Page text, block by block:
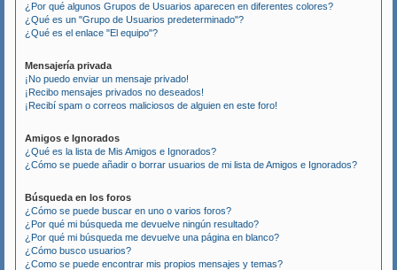
¿Por qué algunos Grupos de Usuarios aparecen en diferentes colores?
¿Qué es un "Grupo de Usuarios predeterminado"?
¿Qué es el enlace "El equipo"?
Mensajería privada
¡No puedo enviar un mensaje privado!
¡Recibo mensajes privados no deseados!
¡Recibí spam o correos maliciosos de alguien en este foro!
Amigos e Ignorados
¿Qué es la lista de Mis Amigos e Ignorados?
¿Cómo se puede añadir o borrar usuarios de mi lista de Amigos e Ignorados?
Búsqueda en los foros
¿Cómo se puede buscar en uno o varios foros?
¿Por qué mi búsqueda me devuelve ningún resultado?
¿Por qué mi búsqueda me devuelve una página en blanco?
¿Cómo busco usuarios?
¿Como se puede encontrar mis propios mensajes y temas?